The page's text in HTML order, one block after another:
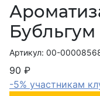
Бубльгум
Артикул: 00-
90 ₽
-5% участникам